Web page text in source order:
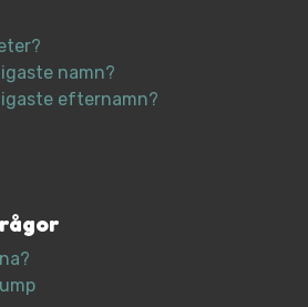
namn?
efternamn?